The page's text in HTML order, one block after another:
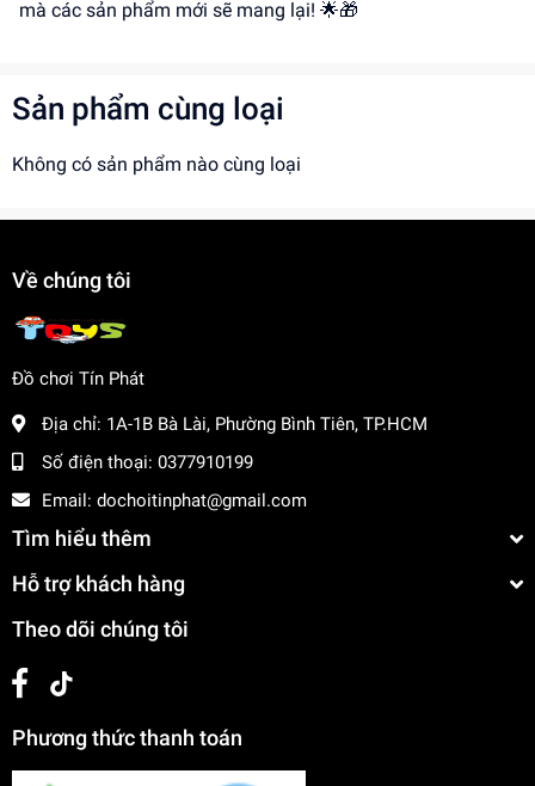
mà các sản phẩm mới sẽ mang lại! 🌟🎁
Sản phẩm cùng loại
Không có sản phẩm nào cùng loại
Về chúng tôi
Đồ chơi Tín Phát
Địa chỉ: 1A-1B Bà Lài, Phường Bình Tiên, TP.HCM
Số điện thoại: 0377910199
Email: dochoitinphat@gmail.com
Tìm hiểu thêm
Hỗ trợ khách hàng
Theo dõi chúng tôi
Phương thức thanh toán